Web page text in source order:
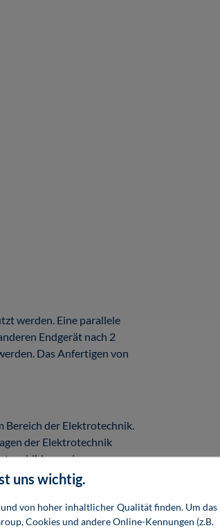
werden. Eine parallele
Endgerät nach 2
Das Anfertigen von
Bereich der Elektrotechnik.
der Elektrotechnik
wie zur
werden über
wichtige Formeln,
uns wichtig.
von hoher inhaltlicher Qualität finden. Um das
Cookies und andere Online-Kennungen (z.B.